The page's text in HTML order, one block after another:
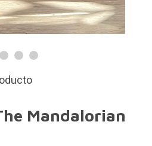
Mandalorian